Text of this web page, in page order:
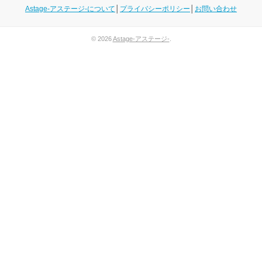
Astage-アステージ-について プライバシーポリシー お問い合わせ
© 2026Astage-アステージ-